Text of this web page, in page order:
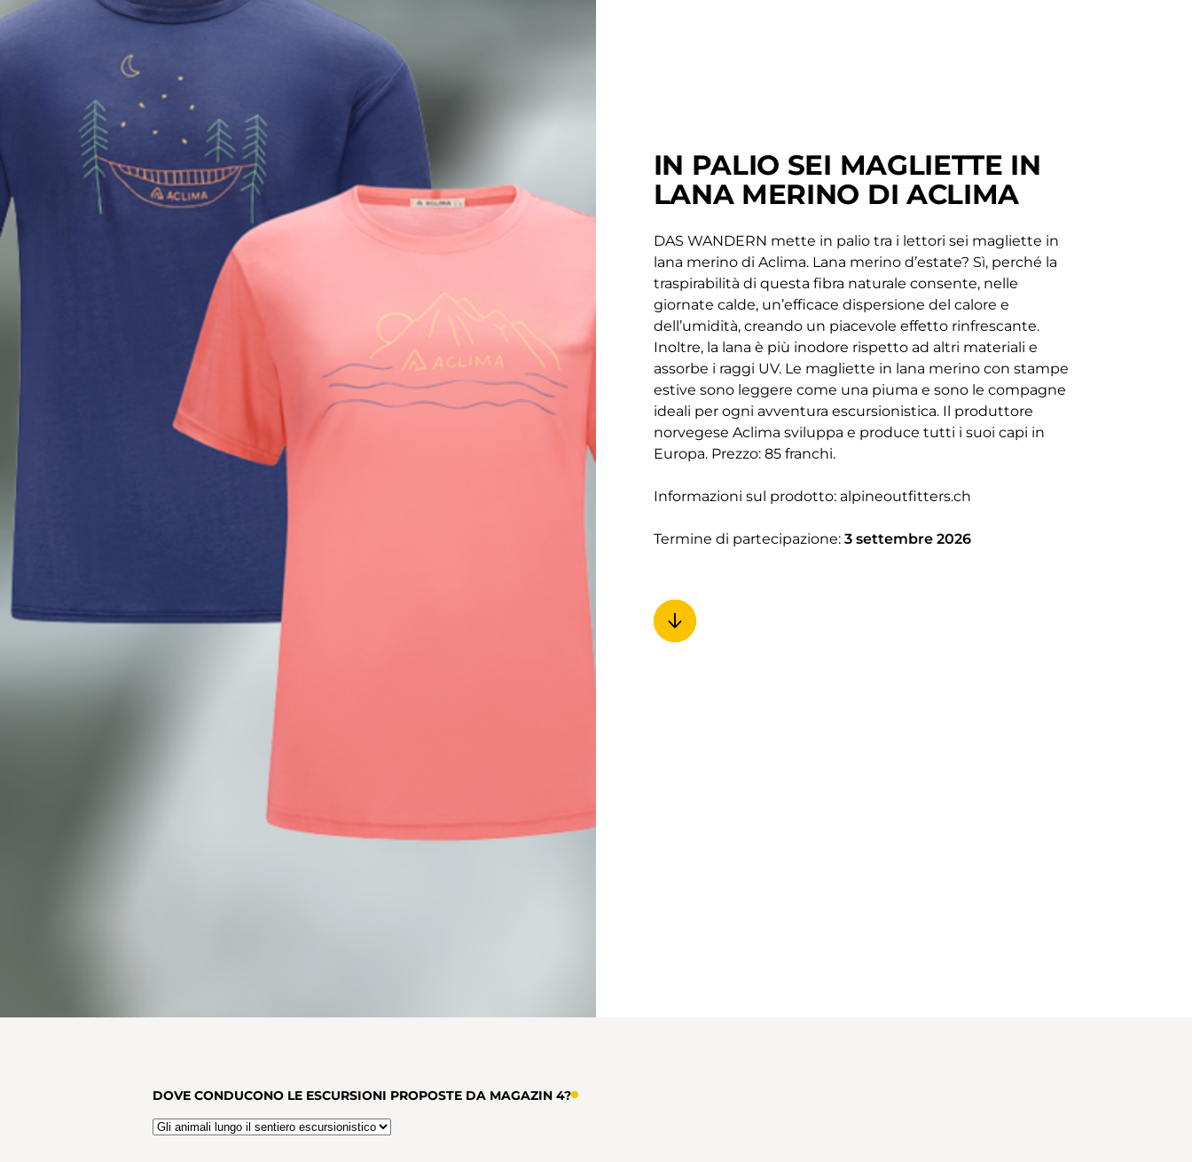
IN PALIO SEI MAGLIETTE IN
LANA MERINO DI ACLIMA
DAS WANDERN mette in palio tra i lettori sei magliette in
lana merino di Aclima. Lana merino d’estate? Sì, perché la
traspirabilità di questa fibra naturale consente, nelle
giornate calde, un’efficace dispersione del calore e
dell’umidità, creando un piacevole effetto rinfrescante.
Inoltre, la lana è più inodore rispetto ad altri materiali e
assorbe i raggi UV. Le magliette in lana merino con stampe
estive sono leggere come una piuma e sono le compagne
ideali per ogni avventura escursionistica. Il produttore
norvegese Aclima sviluppa e produce tutti i suoi capi in
Europa. Prezzo: 85 franchi.
Informazioni sul prodotto: alpineoutfitters.ch
Termine di partecipazione: 3 settembre 2026
DOVE CONDUCONO LE ESCURSIONI PROPOSTE DA MAGAZIN 4?